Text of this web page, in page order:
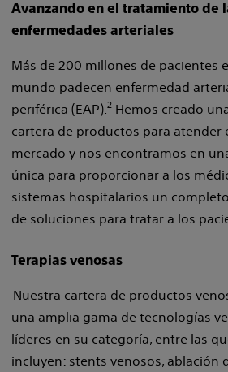
Avanzando en el tratamiento de
enfermedades arteriales
Más de 200 millones de pacientes
mundo padecen enfermedad
periférica (EAP).2 Hemos creado
cartera de productos para atender
mercado y nos encontramos en
única para proporcionar a los
sistemas hospitalarios un
de soluciones para tratar a los
Terapias venosas
Nuestra cartera de productos
una amplia gama de tecnologías
líderes en su categoría, entre las
incluyen: stents venosos, ablación